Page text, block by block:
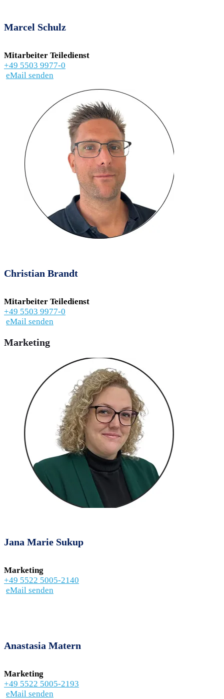
Marcel Schulz
Mitarbeiter Teiledienst
+49 5503 9977-0
eMail senden
Christian Brandt
Mitarbeiter Teiledienst
+49 5503 9977-0
eMail senden
Marketing
Jana Marie Sukup
Marketing
+49 5522 5005-2140
eMail senden
Anastasia Matern
Marketing
+49 5522 5005-2193
eMail senden